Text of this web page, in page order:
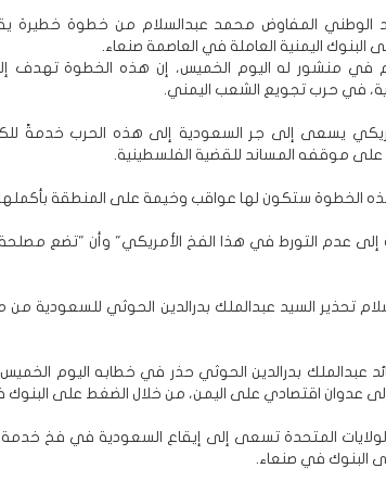
الوطني المفاوض محمد عبدالسلام من خطوة خطيرة
البنوك اليمنية العاملة في العاصمة صنعاء.
في منشور له اليوم الخميس، إن هذه الخطوة تهدف
في حرب تجويع الشعب اليمني.
يسعى إلى جر السعودية إلى هذه الحرب خدمةً
موقفه المساند للقضية الفلسطينية.
الخطوة ستكون لها عواقب وخيمة على المنطقة
إلى عدم التورط في هذا الفخ الأمريكي" وأن "تضع
تحذير السيد عبدالملك بدرالدين الحوثي للسعودية
عبدالملك بدرالدين الحوثي حذر في خطابه اليوم
عدوان اقتصادي على اليمن، من خلال الضغط على البنوك
المتحدة تسعى إلى إيقاع السعودية في فخ خدمة
البنوك في صنعاء.